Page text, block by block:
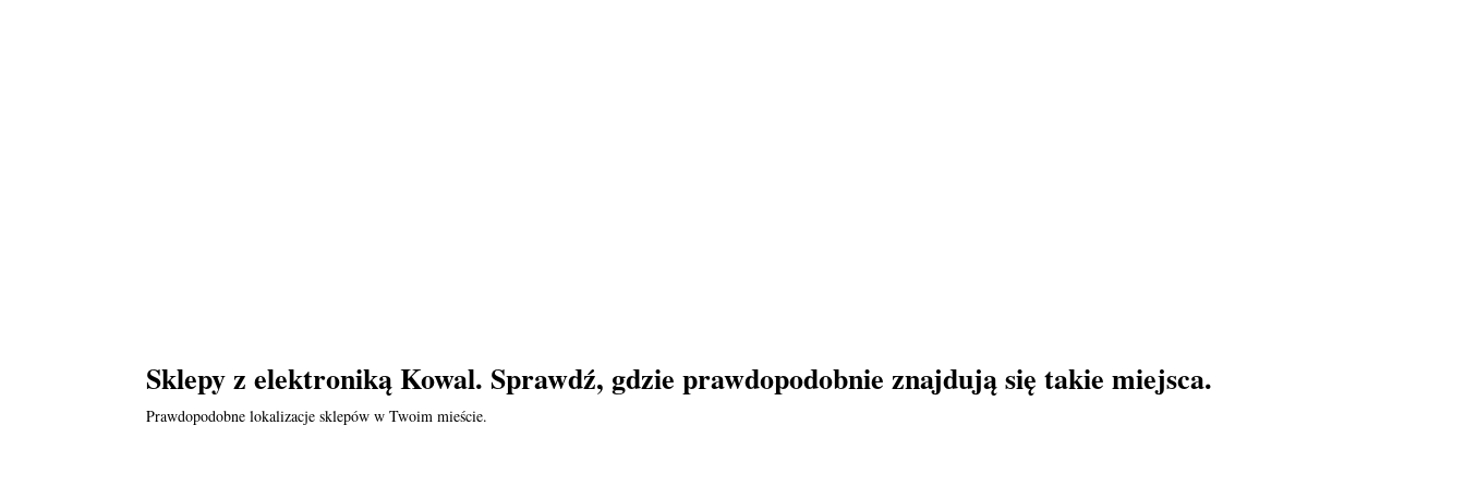
Sklepy z elektroniką Kowal. Sprawdź, gdzie prawdopodobnie znajdują się takie miejsca.
Prawdopodobne lokalizacje sklepów w Twoim mieście.